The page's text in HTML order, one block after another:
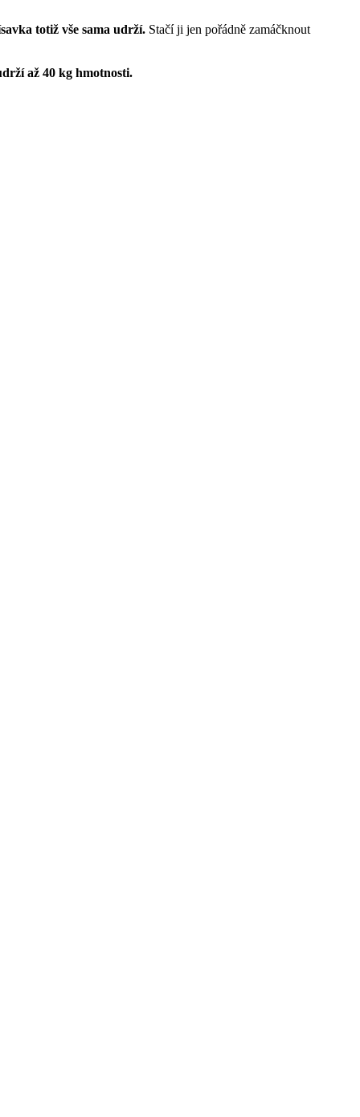
totiž vše sama udrží. Stačí ji jen pořádně zamáčknout
až 40 kg hmotnosti.